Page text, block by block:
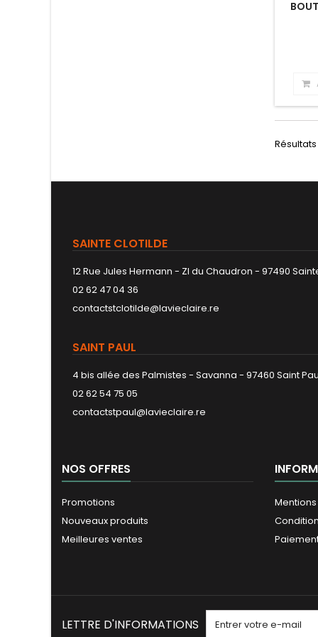
Résultats
SAINTE CLOTILDE
12 Rue Jules Hermann - ZI du Chaudron - 97490
02 62 47 04 36
contactstclotilde@lavieclaire.re
SAINT PAUL
4 bis allée des Palmistes - Savanna - 97460 Saint
02 62 54 75 05
contactstpaul@lavieclaire.re
NOS OFFRES
Promotions
Nouveaux produits
Meilleures ventes
LETTRE D'INFORMATIONS